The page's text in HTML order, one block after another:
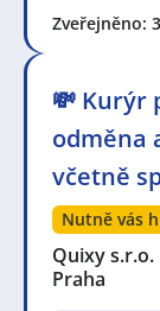
Zveřejněno:
💸 Kurýr
odměna
včetně
Nutně vás
Quixy s.r.o.
Praha